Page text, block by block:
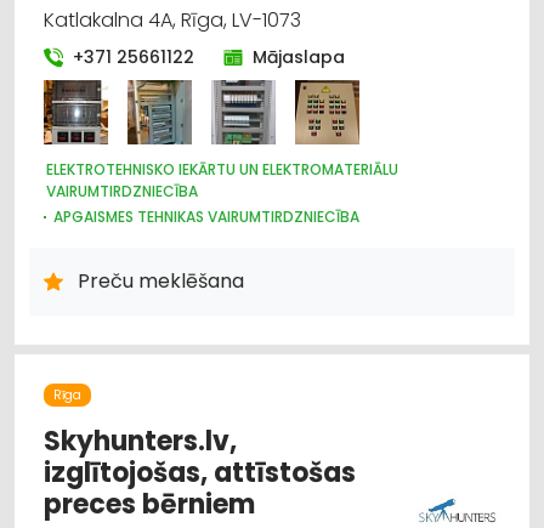
Katlakalna 4A, Rīga, LV-1073
+371 25661122 Mājaslapa
ELEKTROTEHNISKO IEKĀRTU UN ELEKTROMATERIĀLU
VAIRUMTIRDZNIECĪBA
APGAISMES TEHNIKAS VAIRUMTIRDZNIECĪBA
TIRDZNIECĪBA
Preču meklēšana
Rīga
Skyhunters.lv,
izglītojošas, attīstošas
preces bērniem